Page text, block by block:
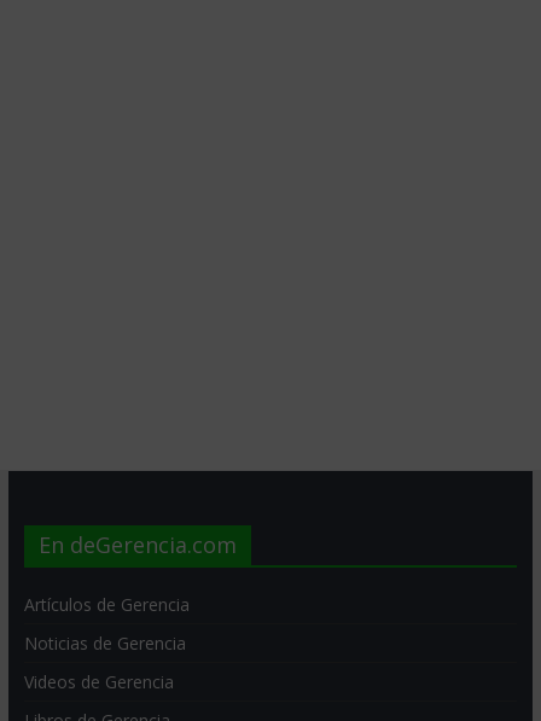
En deGerencia.com
Artículos de Gerencia
Noticias de Gerencia
Videos de Gerencia